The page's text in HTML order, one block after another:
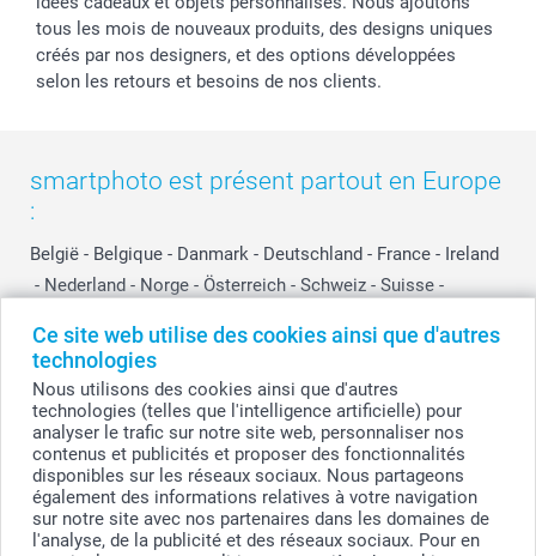
Ce site web utilise des cookies ainsi que d'autres
technologies
Nous utilisons des cookies ainsi que d'autres
technologies (telles que l'intelligence artificielle) pour
analyser le trafic sur notre site web, personnaliser nos
contenus et publicités et proposer des fonctionnalités
disponibles sur les réseaux sociaux. Nous partageons
également des informations relatives à votre navigation
sur notre site avec nos partenaires dans les domaines de
l'analyse, de la publicité et des réseaux sociaux. Pour en
tous les mois de nouveaux produits, des designs uniques
créés par nos designers, et des options développées
selon les retours et besoins de nos clients.
smartphoto est présent partout en Europe
:
België - Belgique - Danmark - Deutschland - France - Ireland
- Nederland - Norge - Österreich - Schweiz - Suisse -
Other Countries
© smartphoto group. Tous droits réservés
smartphoto group SA.
Siège social : Kwatrechtsteenweg 160, 9230 Wetteren, Belgique
Tous les prix sont en EURO (€), TVA incluse et hors frais de port.